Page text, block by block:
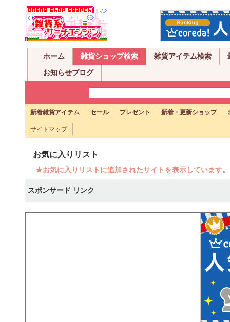
ホーム 雑貨ショップ検索 雑貨アイテム検索
お知らせブログ
新着雑貨アイテム セール プレゼント 新着・更新ショップ
サイトマップ
お気に入りリスト
★お気に入りリストに追加されたサイトを表示しています
スポンサード リンク